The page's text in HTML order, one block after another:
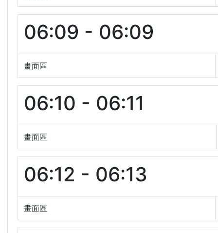
06:09 - 06:09
畫面區
06:10 - 06:11
畫面區
06:12 - 06:13
畫面區